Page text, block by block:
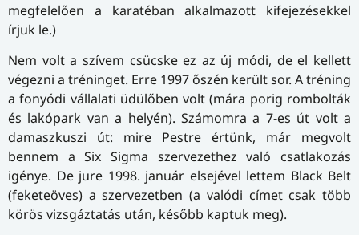
megfelelően a karatéban alkalmazott kifejezésekkel
írjuk le.)
Nem volt a szívem csücske ez az új módi, de el kellett
végezni a tréninget. Erre 1997 őszén került sor. A tréning
a fonyódi vállalati üdülőben volt (mára porig rombolták
és lakópark van a helyén). Számomra a 7-es út volt a
damaszkuszi út: mire Pestre értünk, már megvolt
bennem a Six Sigma szervezethez való csatlakozás
igénye. De jure 1998. január elsejével lettem Black Belt
(feketeöves) a szervezetben (a valódi címet csak több
körös vizsgáztatás után, később kaptuk meg).